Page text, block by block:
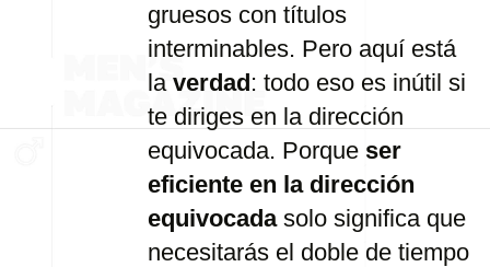
gruesos con títulos
interminables. Pero aquí está
la verdad: todo eso es inútil si
te diriges en la dirección
equivocada. Porque ser
eficiente en la dirección
equivocadasolo significa que
necesitarás el doble de tiempo